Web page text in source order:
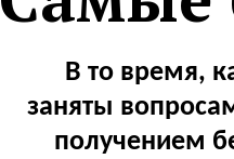
В то время,
заняты
получением